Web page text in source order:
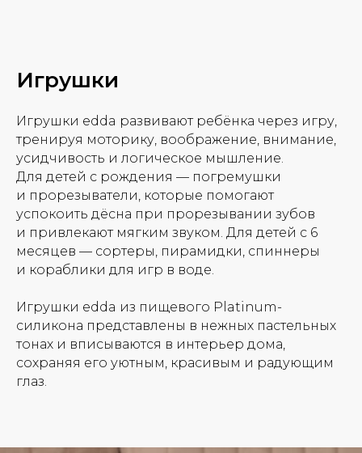
Игрушки
Игрушки edda развивают ребёнка через игру,
тренируя моторику, воображение, внимание,
усидчивость и логическое мышление.
Для детей с рождения — погремушки
и прорезыватели, которые помогают
успокоить дёсна при прорезывании зубов
и привлекают мягким звуком. Для детей с 6
месяцев — сортеры, пирамидки, спиннеры
и кораблики для игр в воде.
Игрушки edda из пищевого Platinum-
силикона представлены в нежных пастельных
тонах и вписываются в интерьер дома,
сохраняя его уютным, красивым и радующим
глаз.